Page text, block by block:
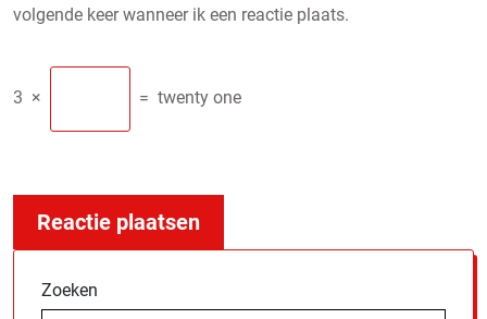
volgende keer wanneer ik een reactie plaats.
3 × = twenty one
Zoeken